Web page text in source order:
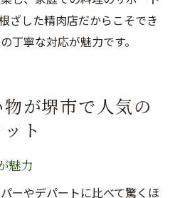
ざした精肉店だからこそでき
丁寧な対応が魅力です。
が堺市で人気の
ト
魅力
ーやデパートに比べて驚くほ